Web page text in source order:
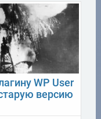
WP User
версию